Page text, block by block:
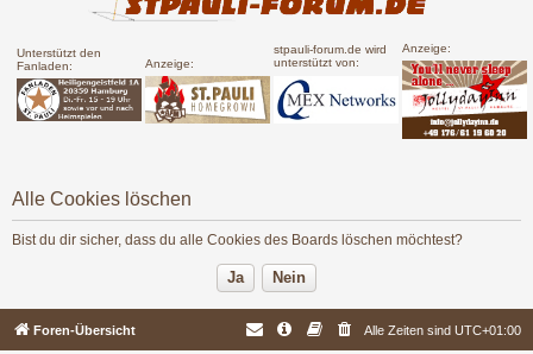
Unterstützt den
Fanladen:
Anzeige:
stpauli-forum.de wird
unterstützt von:
Anzeige:
Alle Cookies löschen
Bist du dir sicher, dass du alle Cookies des Boards löschen möchtest?
Foren-Übersicht Alle Zeiten sind UTC+01:00